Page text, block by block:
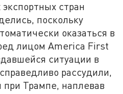
стран
поскольку
оказаться в
лицом America First
ситуации в
рассудили,
Трампе, наплевав